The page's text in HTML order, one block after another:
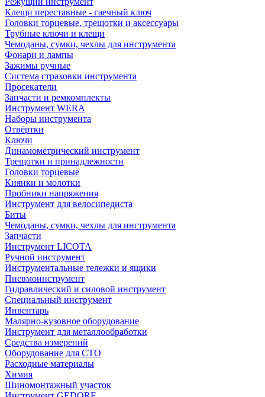
Клещи переставные - гаечный ключ
Головки торцевые, трещотки и аксессуары
Трубные ключи и клещи
Чемоданы, сумки, чехлы для инструмента
Фонари и лампы
Зажимы ручные
Система страховки инструмента
Просекатели
Запчасти и ремкомплекты
Инструмент WERA
Наборы инструмента
Отвёртки
Ключи
Динамометрический инструмент
Трещотки и принадлежности
Головки торцевые
Киянки и молотки
Пробники напряжения
Инструмент для велосипедиста
Биты
Чемоданы, сумки, чехлы для инструмента
Запчасти
Инструмент LICOTA
Ручной инструмент
Инструментальные тележки и ящики
Пневмоинструмент
Гидравлический и силовой инструмент
Специальный инструмент
Инвентарь
Малярно-кузовное оборудование
Инструмент для металлообработки
Средства измерений
Оборудование для СТО
Расходные материалы
Химия
Шиномонтажный участок